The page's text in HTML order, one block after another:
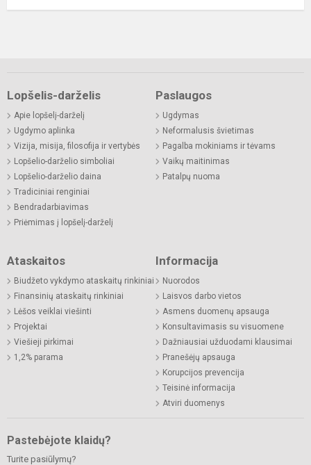
Lopšelis-darželis
Apie lopšelį-darželį
Ugdymo aplinka
Vizija, misija, filosofija ir vertybės
Lopšelio-darželio simboliai
Lopšelio-darželio daina
Tradiciniai renginiai
Bendradarbiavimas
Priėmimas į lopšelį-darželį
Paslaugos
Ugdymas
Neformalusis švietimas
Pagalba mokiniams ir tėvams
Vaikų maitinimas
Patalpų nuoma
Ataskaitos
Biudžeto vykdymo ataskaitų rinkiniai
Finansinių ataskaitų rinkiniai
Lėšos veiklai viešinti
Projektai
Viešieji pirkimai
1,2% parama
Informacija
Nuorodos
Laisvos darbo vietos
Asmens duomenų apsauga
Konsultavimasis su visuomene
Dažniausiai užduodami klausimai
Pranešėjų apsauga
Korupcijos prevencija
Teisinė informacija
Atviri duomenys
Pastebėjote klaidų?
Turite pasiūlymų?